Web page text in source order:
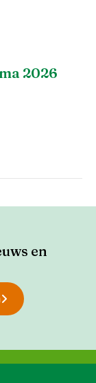
2026
en